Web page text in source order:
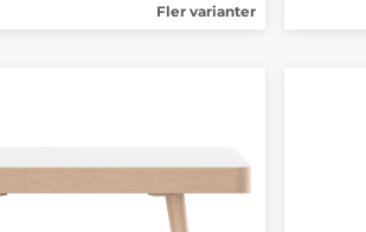
Fler varianter